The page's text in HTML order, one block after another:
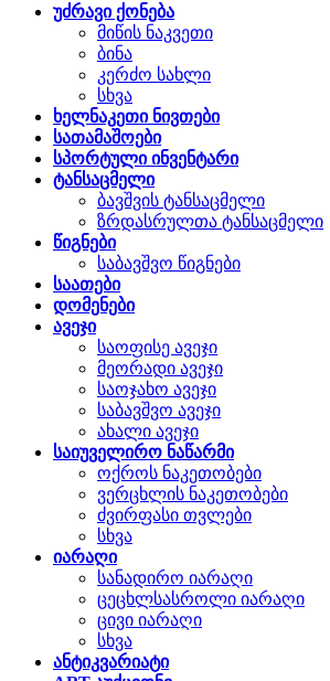
უძრავი ქონება
მიწის ნაკვეთი
ბინა
კერძო სახლი
სხვა
ხელნაკეთი ნივთები
სათამაშოები
სპორტული ინვენტარი
ტანსაცმელი
ბავშვის ტანსაცმელი
ზრდასრულთა ტანსაცმელი
წიგნები
საბავშვო წიგნები
საათები
დომენები
ავეჯი
საოფისე ავეჯი
მეორადი ავეჯი
საოჯახო ავეჯი
საბავშვო ავეჯი
ახალი ავეჯი
საიუველირო ნაწარმი
ოქროს ნაკეთობები
ვერცხლის ნაკეთობები
ძვირფასი თვლები
სხვა
იარაღი
სანადირო იარაღი
ცეცხლსასროლი იარაღი
ცივი იარაღი
სხვა
ანტიკვარიატი